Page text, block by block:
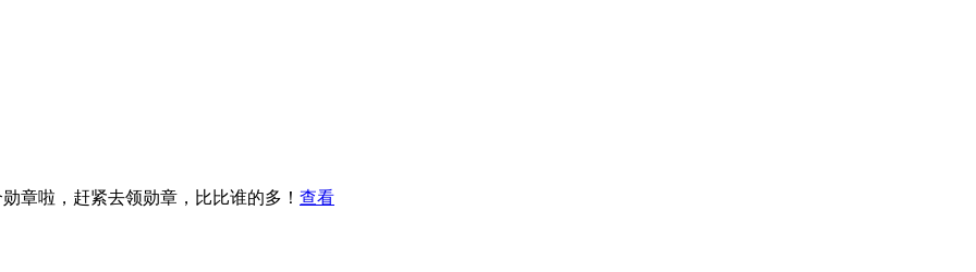
章啦，赶紧去领勋章，比比谁的多！ 查看